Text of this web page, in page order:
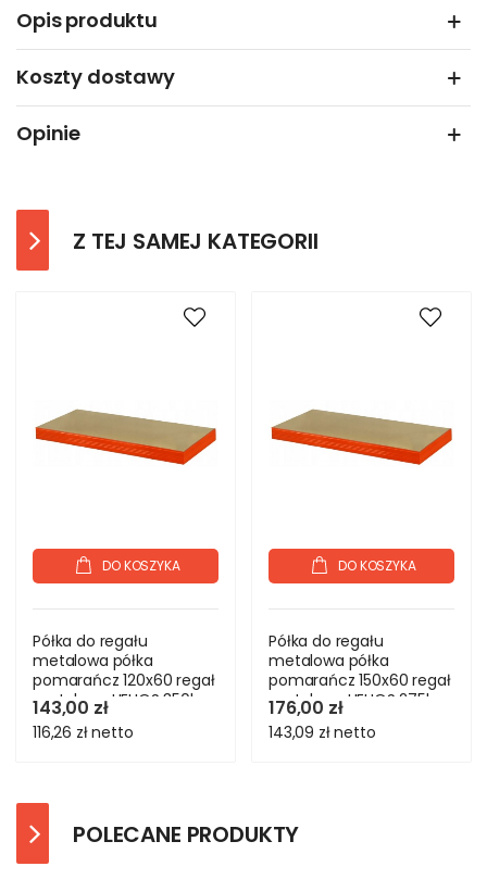
Opis produktu
Koszty dostawy
Opinie
Z TEJ SAMEJ KATEGORII
DO KOSZYKA
Półka do regału
metalowa półka
pomarańcz 120x60 regał
metalowy HELIOS 350kg
143,00 zł
116,26 złnetto
DO KOSZYKA
Półka do regału
metalowa półka
pomarańcz 150x60 regał
metalowy HELIOS 275kg
176,00 zł
143,09 złnetto
POLECANE PRODUKTY